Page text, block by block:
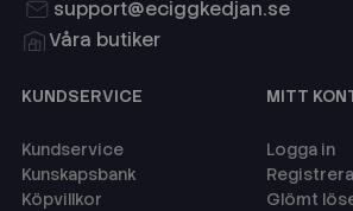
support@eciggkedjan.se
Våra butiker
KUNDSERVICE
Kundservice
Kunskapsbank
Köpvillkor
MITT
Logga in
Glömt